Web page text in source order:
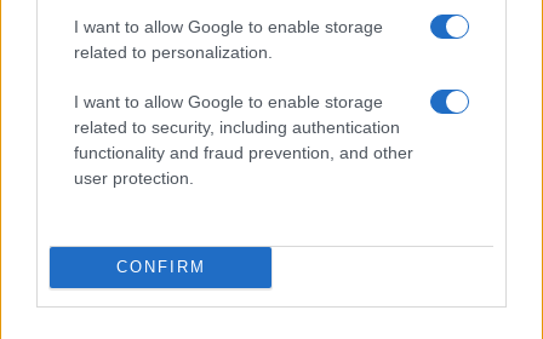
I want to allow Google to enable storage
related to personalization.
I want to allow Google to enable storage
related to security, including authentication
functionality and fraud prevention, and other
user protection.
CONFIRM
Niccolò Conforti · 7 Ago 2026
QUOTAZIONI CRYPTO
Nome
Eureka Bridged PAX
Gold (Terra